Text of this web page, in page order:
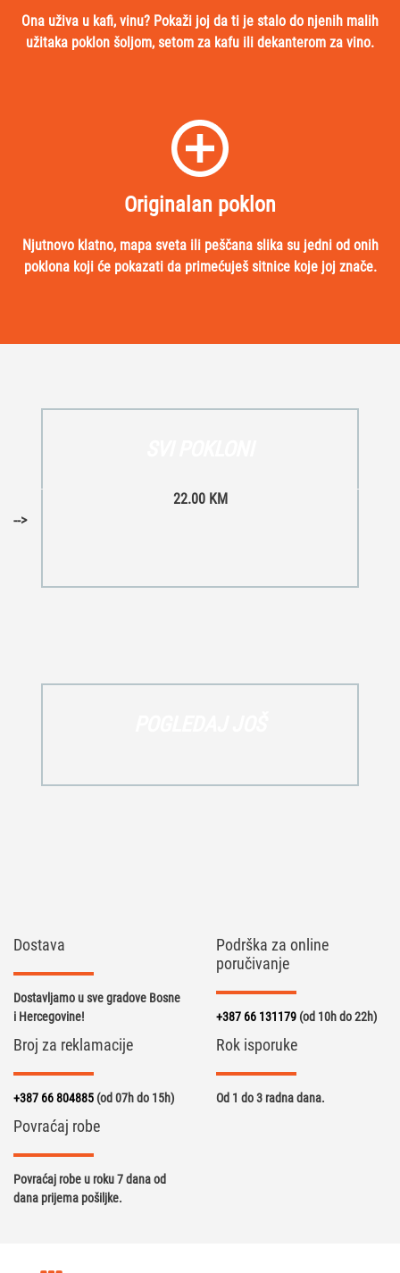
Ona uživa u kafi, vinu? Pokaži joj da ti je stalo do njenih malih
užitaka poklon šoljom, setom za kafu ili dekanterom za vino.
Originalan poklon
Njutnovo klatno, mapa sveta ili peščana slika su jedni od onih
poklona koji će pokazati da primećuješ sitnice koje joj znače.
22.00 KM
-->
Dostava
Dostavljamo u sve gradove Bosne
i Hercegovine!
Podrška za online
poručivanje
+387 66 131179 (od 10h do 22h)
Broj za reklamacije
+387 66 804885 (od 07h do 15h)
Rok isporuke
Od 1 do 3 radna dana.
Povraćaj robe
Povraćaj robe u roku 7 dana od
dana prijema pošiljke.